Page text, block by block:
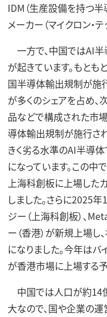
IDM（生産設備を持つ半
メーカー（マイクロン・
一方で、中国ではAI半
が起きています。もと
国半導体輸出規制が施
が多くのシェアを占め、
品などで構成された市
導体輸出規制が施行さ
きく劣る水準のAI半導
になっています。この中
上海科創板に上場した
しました。さらに2025年
ジー（上海科創板）、
ー（香港）が新規上場
になりました。今年は
が香港市場に上場する予
中国では人口が約14
大なので、国や企業の